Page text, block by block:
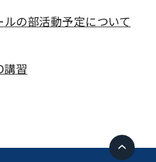
の部活動予定について
講習